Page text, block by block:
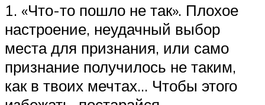
1. «Что-то пошло не так». Плохое
настроение, неудачный выбор
места для признания, или само
признание получилось не таким,
как в твоих мечтах… Чтобы этого